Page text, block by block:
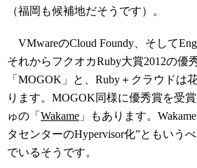
（福岡も候補地だそうです）。
VMwareのCloud Foundy、そして
それからフクオカRuby大賞2012の優
「MOGOK」と、Ruby＋クラウドは
ります。MOGOK同様に優秀賞を受
ゅの「 Wakame 」もあります。
タセンターのHypervisor化”ともいう
でいるそうです。